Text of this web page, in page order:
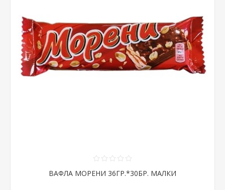
ВАФЛА МОРЕНИ 36ГР.*30БР. МАЛКИ